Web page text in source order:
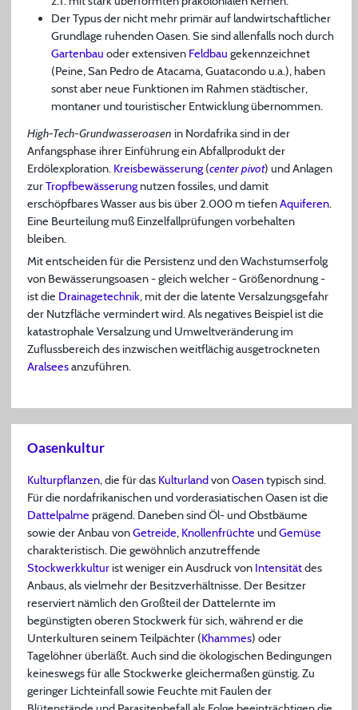
Der Typus der nicht mehr primär auf landwirtschaftlicher
Grundlage ruhenden Oasen. Sie sind allenfalls noch durch
Gartenbau oder extensiven Feldbau gekennzeichnet
(Peine, San Pedro de Atacama, Guatacondo u.a.), haben
sonst aber neue Funktionen im Rahmen städtischer,
montaner und touristischer Entwicklung übernommen.
High-Tech-Grundwasseroasen in Nordafrika sind in der
Anfangsphase ihrer Einführung ein Abfallprodukt der
Erdölexploration. Kreisbewässerung (center pivot) und Anlagen
zurTropfbewässerungnutzen fossiles, und damit
erschöpfbares Wasser aus bis über 2.000 m tiefenAquiferen.
Eine Beurteilung muß Einzelfallprüfungen vorbehalten
bleiben.
Mit entscheiden für die Persistenz und den Wachstumserfolg
von Bewässerungsoasen - gleich welcher - Größenordnung -
ist die Drainagetechnik, mit der die latente Versalzungsgefahr
der Nutzfläche vermindert wird. Als negatives Beispiel ist die
katastrophale Versalzung und Umweltveränderung im
Zuflussbereich des inzwischen weitflächig ausgetrockneten
Aralseesanzuführen.
Oasenkultur
Kulturpflanzen, die für das Kulturland vonOasentypisch sind.
Für die nordafrikanischen und vorderasiatischen Oasen ist die
Dattelpalme prägend. Daneben sind Öl- und Obstbäume
sowie der Anbau vonGetreide, Knollenfrüchte und Gemüse
charakteristisch. Die gewöhnlich anzutreffende
Stockwerkkulturist weniger ein Ausdruck von Intensitätdes
Anbaus, als vielmehr der Besitzverhältnisse. Der Besitzer
reserviert nämlich den Großteil der Dattelernte im
begünstigten oberen Stockwerk für sich, während er die
Unterkulturen seinem Teilpächter (Khammes) oder
Tagelöhner überläßt. Auch sind die ökologischen Bedingungen
keineswegs für alle Stockwerke gleichermaßen günstig. Zu
geringer Lichteinfall sowie Feuchte mit Faulen der